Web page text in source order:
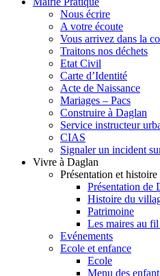
Nous écrire
A votre écoute
Vous arrivez dans la
Traitons nos déchets
Etat Civil
Carte d’Identité
Acte de Naissance
Mariages – Pacs
Construire à Daglan
Service instructeur
CIAS
Signaler un incident
Vivre à Daglan
Présentation et histoire
Présentation de
Histoire du
Patrimoine
Les maires au
Evénements
Ecole et enfance
Ecole
Menu des